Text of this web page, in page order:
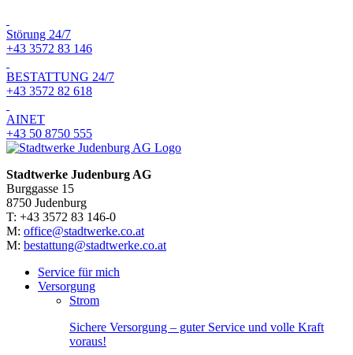
Störung 24/7
+43 3572 83 146
BESTATTUNG 24/7
+43 3572 82 618
AINET
+43 50 8750 555
Stadtwerke Judenburg AG
Burggasse 15
8750 Judenburg
T: +43 3572 83 146-0
M: office@stadtwerke.co.at
M: bestattung@stadtwerke.co.at
Service für mich
Versorgung
Strom
Sichere Versorgung – guter Service und volle Kraft
voraus!